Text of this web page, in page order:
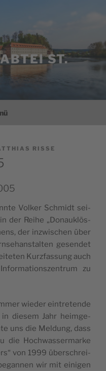
ST.
RISSE
Vol­ker Schmidt sei­
der Rei­he „Donau­klös­
der inzwi­schen über
gesen­det
Kurz­fas­sung auch
zu
wie­der ein­tre­ten­de
die­sem Jahr heim­ge­
uns die Mel­dung, dass
die Hoch­was­ser­mar­ke
von 1999 über­schrei­
wir mit eini­gen